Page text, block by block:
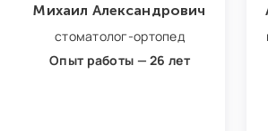
Михаил Александрович
стоматолог‑ортопед
Опыт работы — 26 лет